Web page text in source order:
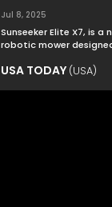
Jul 8, 2025
Sunseeker Elite X7, is
robotic mower designed to
USA TODAY (USA)